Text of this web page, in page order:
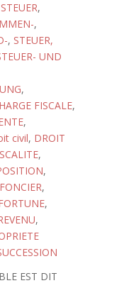
STEUER,
,
, STEUER,
UND
,
FISCALE,
,
civil, DROIT
,
,
,
,
,
EST DIT